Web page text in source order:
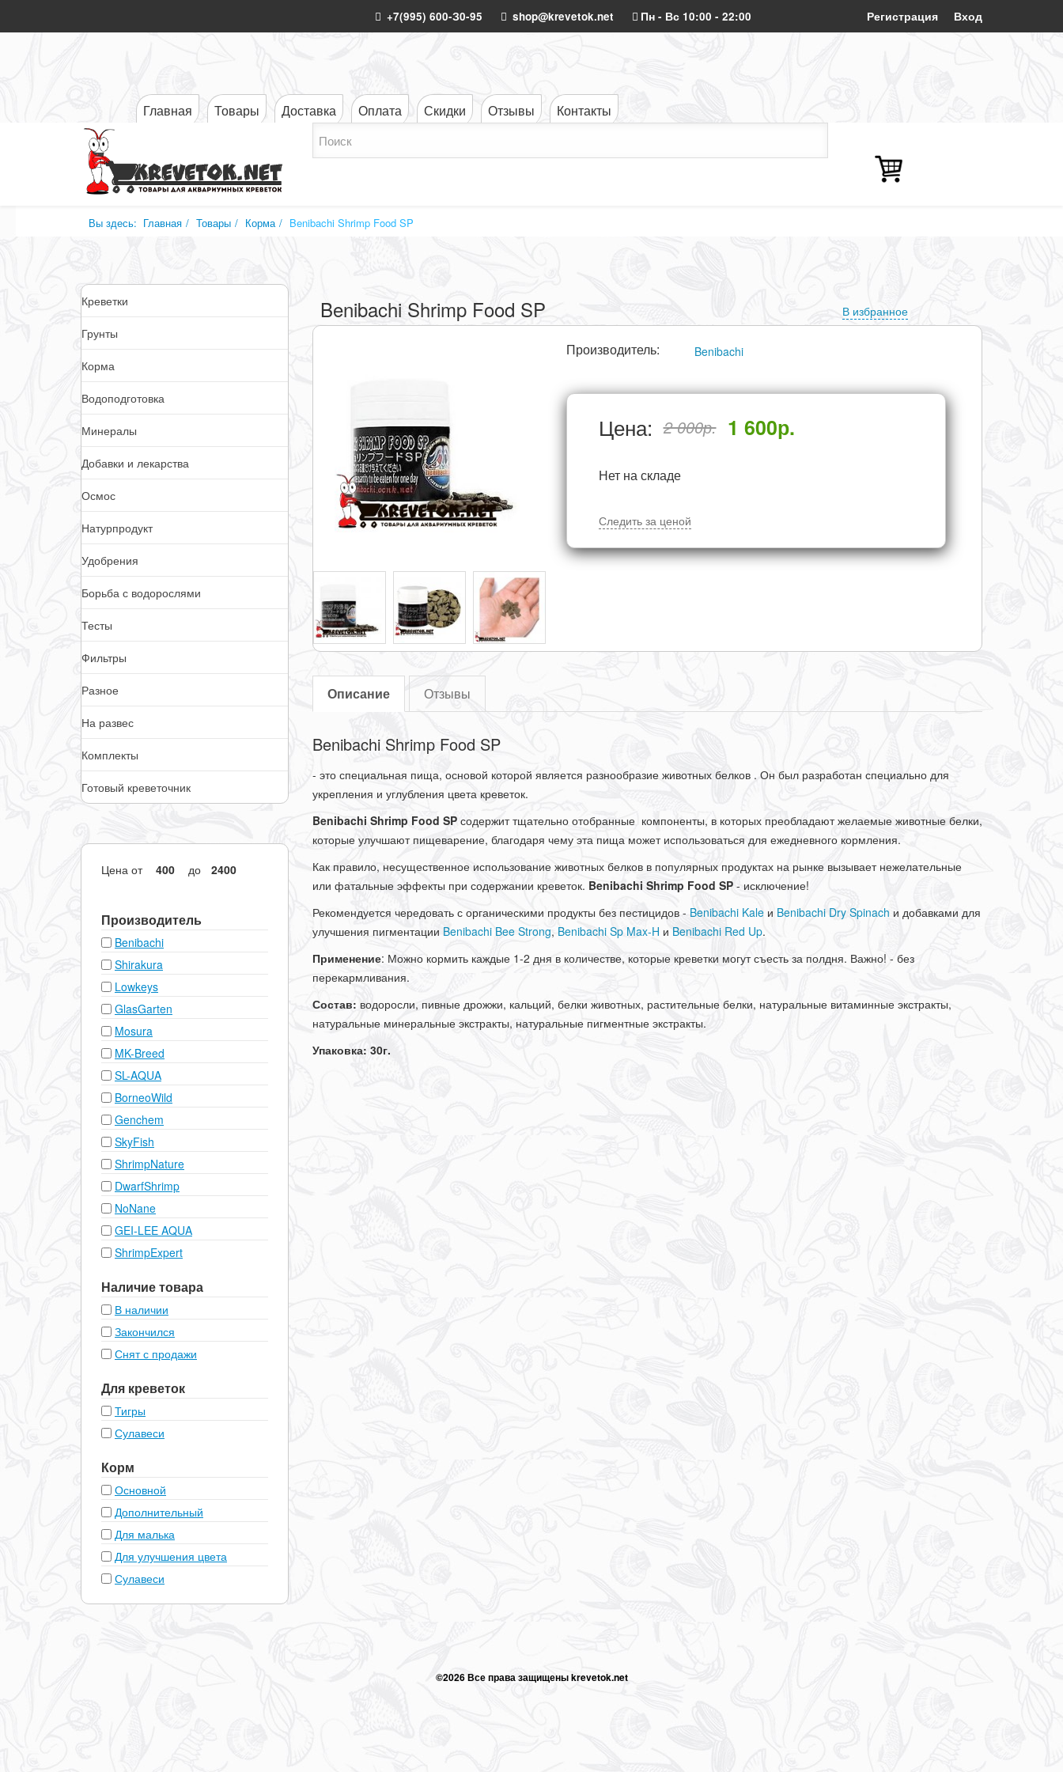
+7(995) 600-З0-95 shop@krevetok.net Пн - Вс 10:00 - 22:00 Регистрация Вход
Главная Товары Доставка Оплата Скидки Отзывы Контакты
Вы здесь: Главная Товары Корма Benibachi Shrimp Food SP
Креветки
Грунты
Корма
Водоподготовка
Минералы
Добавки и лекарства
Осмос
Натурпродукт
Удобрения
Борьба с водорослями
Тесты
Фильтры
Разное
На развес
Комплекты
Готовый креветочник
Цена от до
Производитель
Benibachi
Shirakura
Lowkeys
GlasGarten
Mosura
MK-Breed
SL-AQUA
BorneoWild
Genchem
SkyFish
ShrimpNature
DwarfShrimp
NoNane
GEI-LEE AQUA
ShrimpExpert
Наличие товара
В наличии
Закончился
Снят с продажи
Для креветок
Тигры
Сулавеси
Корм
Основной
Дополнительный
Для малька
Для улучшения цвета
Сулавеси
Benibachi Shrimp Food SP В избранное
Производитель: Benibachi
Цена: 2 000р. 1 600р.
Нет на складе
Следить за ценой
Описание Отзывы
Benibachi Shrimp Food SP
- это специальная пища, основой которой является разнообразие животных белков . Он был разработан специально для
укрепления и углубления цвета креветок.
Benibachi Shrimp Food SPсодержит тщательно отобранные компоненты, в которых преобладают желаемые животные белки,
которые улучшают пищеварение, благодаря чему эта пища может использоваться для ежедневного кормления.
Как правило, несущественное использование животных белков в популярных продуктах на рынке вызывает нежелательные
или фатальные эффекты при содержании креветок. Benibachi Shrimp Food SP- исключение!
Рекомендуется чередовать с органическими продукты без пестицидов - Benibachi Kaleи Benibachi Dry Spinach и добавками для
улучшения пигментации Benibachi Bee Strong, Benibachi Sp Max-H и Benibachi Red Up.
Применение: Можно кормить каждые 1-2 дня в количестве, которые креветки могут съесть за полдня. Важно! - без
перекармливания.
Состав: водоросли, пивные дрожжи, кальций, белки животных, растительные белки, натуральные витаминные экстракты,
натуральные минеральные экстракты, натуральные пигментные экстракты.
Упаковка: 30г.
©2026 Все права защищены krevetok.net